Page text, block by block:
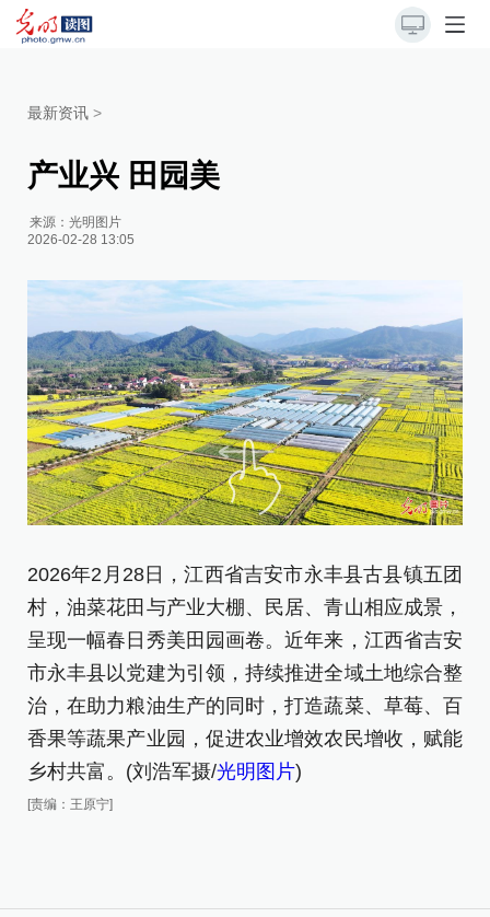
最新资讯 >
产业兴 田园美
来源：光明图片
2026-02-28 13:05
2026年2月28日，江西省吉安市永丰县古县镇五团
村，油菜花田与产业大棚、民居、青山相应成景，
呈现一幅春日秀美田园画卷。近年来，江西省吉安
市永丰县以党建为引领，持续推进全域土地综合整
治，在助力粮油生产的同时，打造蔬菜、草莓、百
香果等蔬果产业园，促进农业增效农民增收，赋能
乡村共富。(刘浩军摄/光明图片)
[责编：王原宁]